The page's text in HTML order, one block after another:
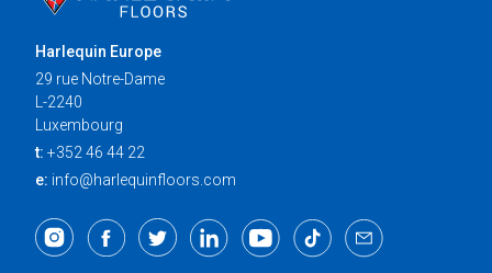
Harlequin Europe
29 rue Notre-Dame
L-2240
Luxembourg
t: +352 46 44 22
e: info@harlequinfloors.com